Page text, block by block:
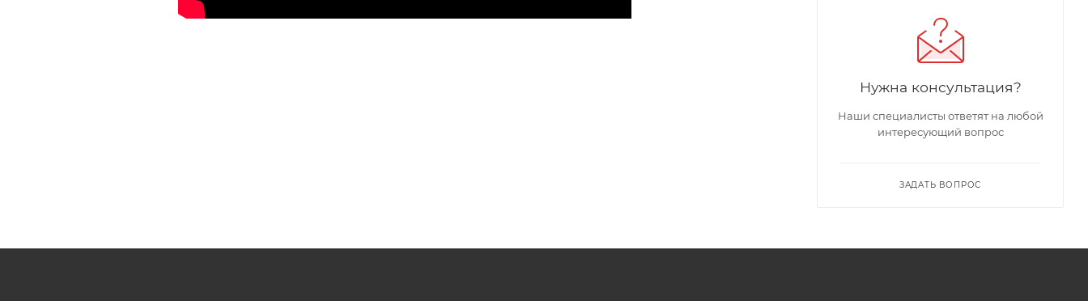
Нужна консультация?
Наши специалисты ответят на любой
интересующий вопрос
ЗАДАТЬ ВОПРОС